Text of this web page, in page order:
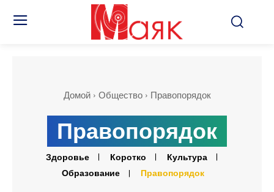
Домой Общество Правопорядок
Правопорядок
Здоровье Коротко
Культура
Образование
Правопорядок